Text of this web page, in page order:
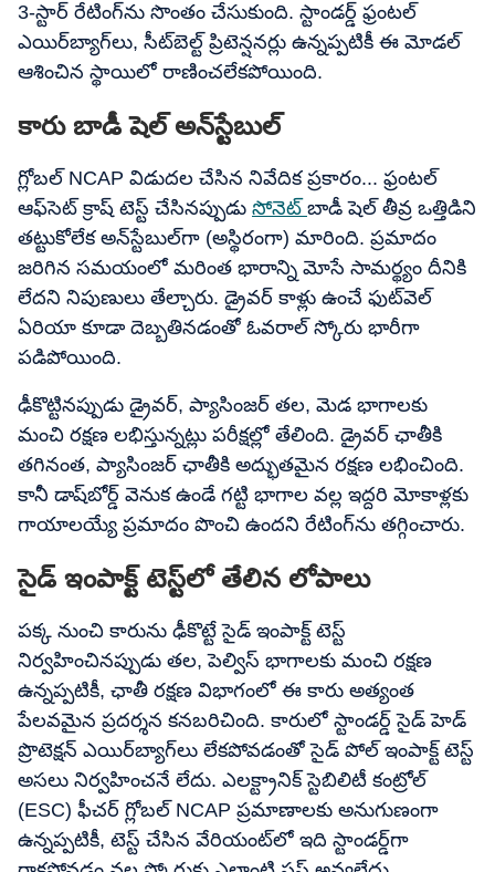
3-స్టార్ రేటింగ్‌ను సొంతం చేసుకుంది. స్టాండర్డ్ ఫ్రంటల్
ఎయిర్‌బ్యాగ్‌లు, సీట్‌బెల్ట్ ప్రిటెన్షనర్లు ఉన్నప్పటికీ ఈ మోడల్
ఆశించిన స్థాయిలో రాణించలేకపోయింది.
కారు బాడీ షెల్ అన్‌స్టేబుల్
గ్లోబల్ NCAP విడుదల చేసిన నివేదిక ప్రకారం... ఫ్రంటల్
ఆఫ్‌సెట్ క్రాష్ టెస్ట్ చేసినప్పుడు సోనెట్ బాడీ షెల్ తీవ్ర ఒత్తిడిని
తట్టుకోలేక అన్‌స్టేబుల్‌గా (అస్థిరంగా) మారింది. ప్రమాదం
జరిగిన సమయంలో మరింత భారాన్ని మోసే సామర్థ్యం దీనికి
లేదని నిపుణులు తేల్చారు. డ్రైవర్ కాళ్లు ఉంచే ఫుట్‌వెల్
ఏరియా కూడా దెబ్బతినడంతో ఓవరాల్ స్కోరు భారీగా
పడిపోయింది.
ఢీకొట్టినప్పుడు డ్రైవర్, ప్యాసింజర్ తల, మెడ భాగాలకు
మంచి రక్షణ లభిస్తున్నట్లు పరీక్షల్లో తేలింది. డ్రైవర్ ఛాతీకి
తగినంత, ప్యాసింజర్ ఛాతీకి అద్భుతమైన రక్షణ లభించింది.
కానీ డాష్‌బోర్డ్ వెనుక ఉండే గట్టి భాగాల వల్ల ఇద్దరి మోకాళ్లకు
గాయాలయ్యే ప్రమాదం పొంచి ఉందని రేటింగ్‌ను తగ్గించారు.
సైడ్ ఇంపాక్ట్ టెస్ట్‌లో తేలిన లోపాలు
పక్క నుంచి కారును ఢీకొట్టే సైడ్ ఇంపాక్ట్ టెస్ట్
నిర్వహించినప్పుడు తల, పెల్విస్ భాగాలకు మంచి రక్షణ
ఉన్నప్పటికీ, ఛాతీ రక్షణ విభాగంలో ఈ కారు అత్యంత
పేలవమైన ప్రదర్శన కనబరిచింది. కారులో స్టాండర్డ్ సైడ్ హెడ్
ప్రొటెక్షన్ ఎయిర్‌బ్యాగ్‌లు లేకపోవడంతో సైడ్ పోల్ ఇంపాక్ట్ టెస్ట్
అసలు నిర్వహించనే లేదు. ఎలక్ట్రానిక్ స్టెబిలిటీ కంట్రోల్
(ESC) ఫీచర్ గ్లోబల్ NCAP ప్రమాణాలకు అనుగుణంగా
ఉన్నప్పటికీ, టెస్ట్ చేసిన వేరియంట్‌లో ఇది స్టాండర్డ్‌గా